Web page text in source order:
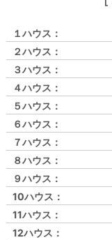
１ハウス：
２ハウス：
３ハウス：
４ハウス：
５ハウス：
６ハウス：
７ハウス：
８ハウス：
９ハウス：
10ハウス：
11ハウス：
12ハウス：